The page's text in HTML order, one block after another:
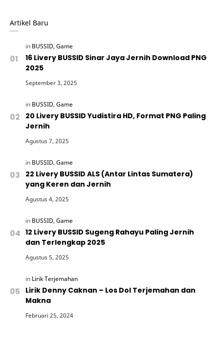
Artikel Baru
16 Livery BUSSID Sinar Jaya Jernih Download PNG
2025
20 Livery BUSSID Yudistira HD, Format PNG Paling
Jernih
22 Livery BUSSID ALS (Antar Lintas Sumatera)
yang Keren dan Jernih
12 Livery BUSSID Sugeng Rahayu Paling Jernih
dan Terlengkap 2025
Lirik Denny Caknan – Los Dol Terjemahan dan
Makna